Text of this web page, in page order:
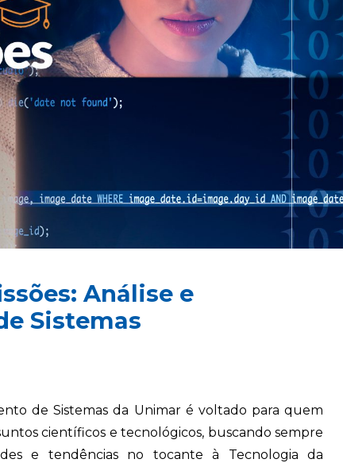
Análise e
Sistemas
de Sistemas da Unimar é voltado para quem
científicos e tecnológicos, buscando sempre
e tendências no tocante à Tecnologia da